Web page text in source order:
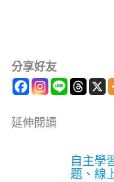
分享好友
延伸閱讀
自主學
題、線